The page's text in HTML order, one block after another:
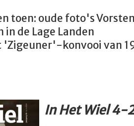
toen: oude foto's
in de Lage Landen
'Zigeuner'-konvooi van
In Het Wiel 4-